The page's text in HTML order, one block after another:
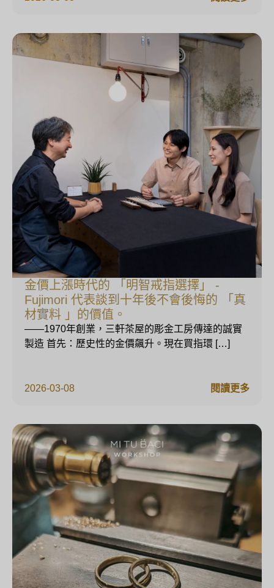
金價上漲時代的 「明智戒指選擇」 -
Fujimori 代表談到十年後不會後悔的 「真
材實料 」的價值。
2026-03-08
——1970年創業，三軒茶屋的彫金工房傳達的誠實
製造 首先：歷史性的金價飆升。現在買指環 […]
閱讀更多